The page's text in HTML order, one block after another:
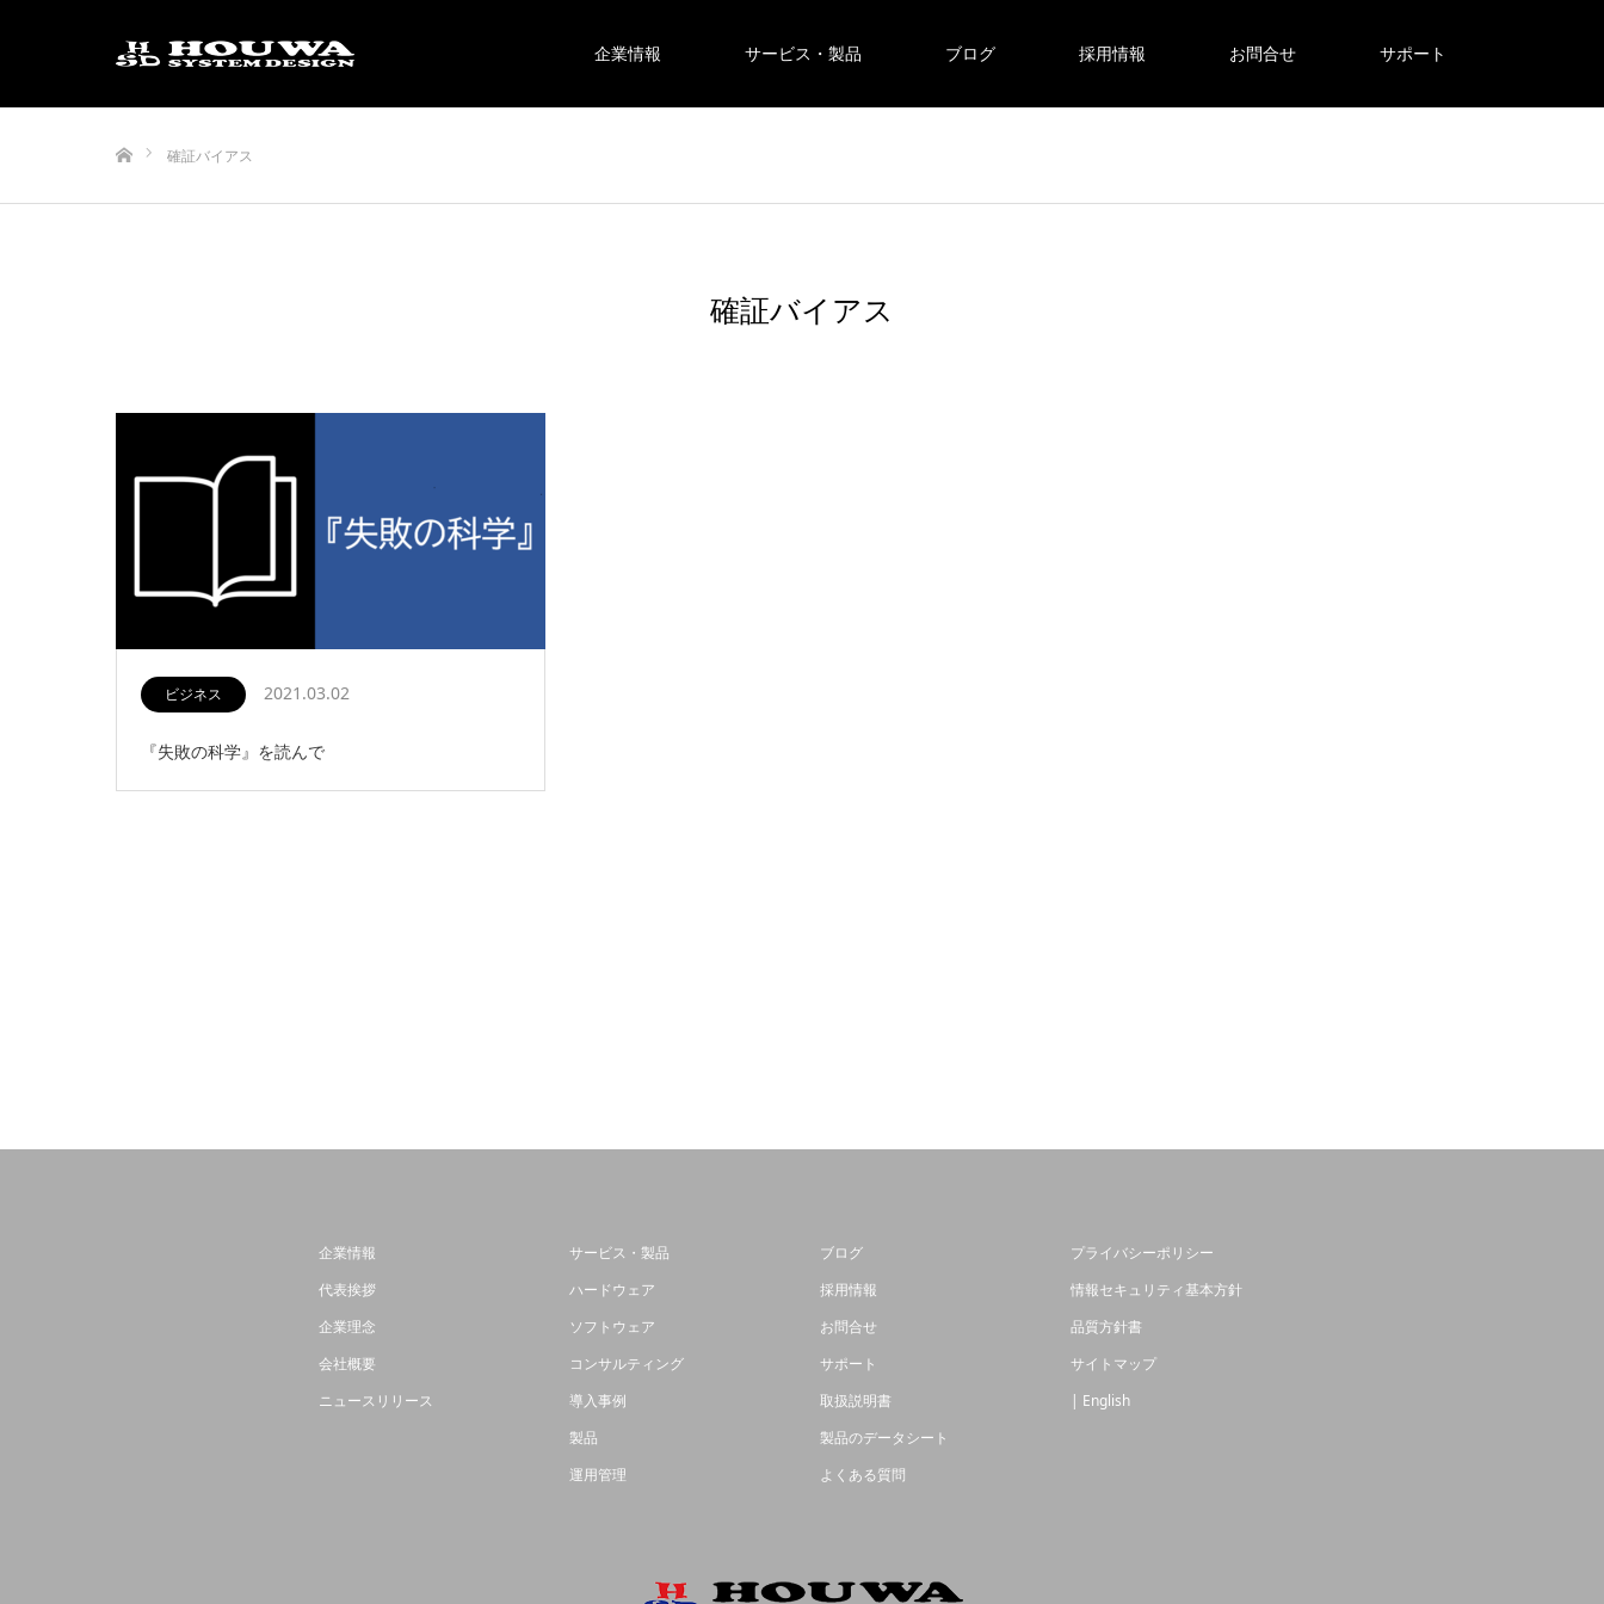
企業情報 サービス・製品 ブログ 採用情報 お問合せ サポート
確証バイアス
確証バイアス
ビジネス 2021.03.02
『失敗の科学』を読んで
企業情報
代表挨拶
企業理念
会社概要
ニュースリリース
サービス・製品
ハードウェア
ソフトウェア
コンサルティング
導入事例
製品
運用管理
ブログ
採用情報
お問合せ
サポート
取扱説明書
製品のデータシート
よくある質問
プライバシーポリシー
情報セキュリティ基本方針
品質方針書
サイトマップ
| English